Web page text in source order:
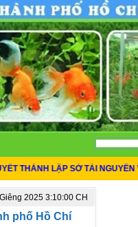
THÀNH LẬP SỞ TÀI NGUYÊN VÀ
2025 3:10:00 CH
phố Hồ Chí